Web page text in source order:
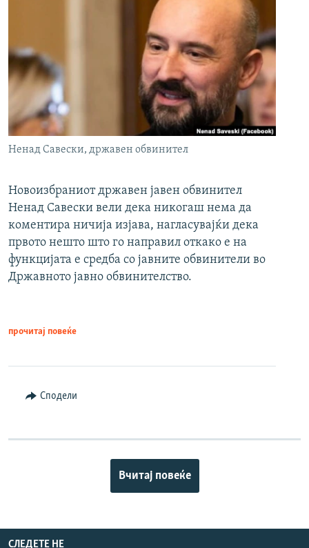
Ненад Савески, државен обвинител
Новоизбраниот државен јавен обвинител
Ненад Савески вели дека никогаш нема да
коментира ничија изјава, нагласувајќи дека
првото нешто што го направил откако е на
функцијата е средба со јавните обвинители во
Државното јавно обвинителство.
прочитај повеќе
Сподели
Вчитај повеќе
СЛЕДЕТЕ НЕ